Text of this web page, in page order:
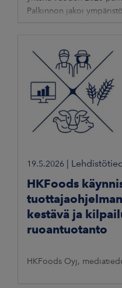
Palkinnon jakoi
19.5.2026
HKFoods
kestävä ja
ruoantuotanto
HKFoods Oyj,